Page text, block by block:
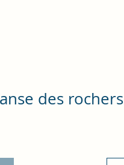
des rochers